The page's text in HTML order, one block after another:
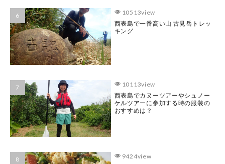
10513view
西表島で一番高い山 古見岳トレッ
キング
10113view
西表島でカヌーツアーやシュノー
ケルツアーに参加する時の服装の
おすすめは？
9424view